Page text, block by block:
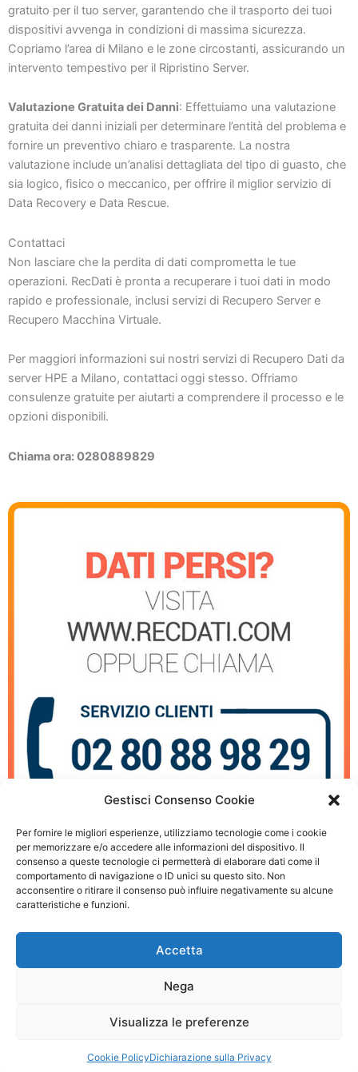
Gestisci Consenso Cookie
Per fornire le migliori esperienze, utilizziamo tecnologie come i cookie
per memorizzare e/o accedere alle informazioni del dispositivo. Il
consenso a queste tecnologie ci permetterà di elaborare dati come il
comportamento di navigazione o ID unici su questo sito. Non
acconsentire o ritirare il consenso può influire negativamente su alcune
caratteristiche e funzioni.
Accetta
Nega
Visualizza le preferenze
Cookie PolicyDichiarazione sulla Privacy
gratuito per il tuo server, garantendo che il trasporto dei tuoi
dispositivi avvenga in condizioni di massima sicurezza.
Copriamo l’area di Milano e le zone circostanti, assicurando un
intervento tempestivo per il Ripristino Server.
Valutazione Gratuita dei Danni: Effettuiamo una valutazione
gratuita dei danni iniziali per determinare l’entità del problema e
fornire un preventivo chiaro e trasparente. La nostra
valutazione include un’analisi dettagliata del tipo di guasto, che
sia logico, fisico o meccanico, per offrire il miglior servizio di
Data Recovery e Data Rescue.
Contattaci
Non lasciare che la perdita di dati comprometta le tue
operazioni. RecDati è pronta a recuperare i tuoi dati in modo
rapido e professionale, inclusi servizi di Recupero Server e
Recupero Macchina Virtuale.
Per maggiori informazioni sui nostri servizi di Recupero Dati da
server HPE a Milano, contattaci oggi stesso. Offriamo
consulenze gratuite per aiutarti a comprendere il processo e le
opzioni disponibili.
Chiama ora: 0280889829
Recupero Dati Server HPE a Milano
© 2026 Recupero Dati Server Milano - P.IVA: 03054500990
Privacy policy|Cookie Policy
Questo è un sito Web privato non approvato o affiliato a nessuna delle società i
questo sito Web e sono di proprietà dei rispettivi proprietari. Le informazioni